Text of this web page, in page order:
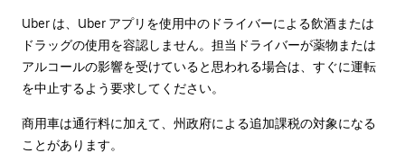
Uber は、Uber アプリを使用中のドライバーによる飲酒または
ドラッグの使用を容認しません。担当ドライバーが薬物または
アルコールの影響を受けていると思われる場合は、すぐに運転
を中止するよう要求してください。
商用車は通行料に加えて、州政府による追加課税の対象になる
ことがあります。